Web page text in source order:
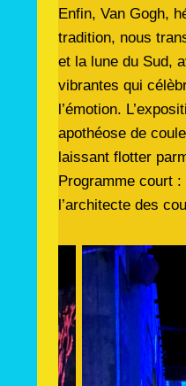
Enfin, Van Gogh,
tradition, nous
et la lune du Sud,
vibrantes qui
l’émotion.
apothéose de
laissant flotter
Programme court :
l’architecte des